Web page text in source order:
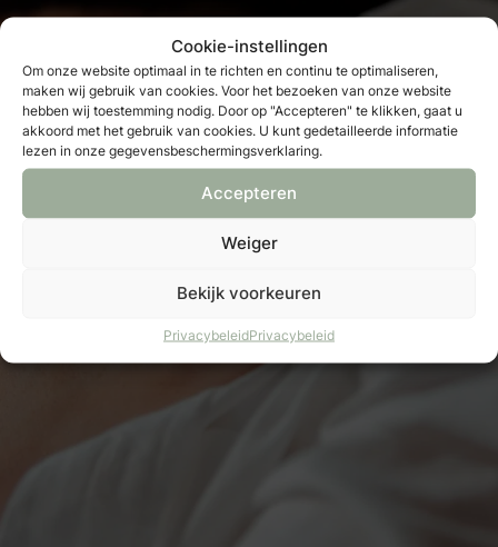
Cookie-instellingen
Om onze website optimaal in te richten en continu te optimaliseren,
maken wij gebruik van cookies. Voor het bezoeken van onze website
hebben wij toestemming nodig. Door op "Accepteren" te klikken, gaat u
akkoord met het gebruik van cookies. U kunt gedetailleerde informatie
lezen in onze gegevensbeschermingsverklaring.
Accepteren
Weiger
Bekijk voorkeuren
PrivacybeleidPrivacybeleid